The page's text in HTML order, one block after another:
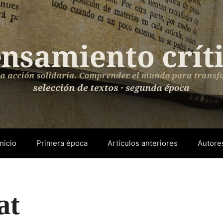
Primera época Artículos anteriores